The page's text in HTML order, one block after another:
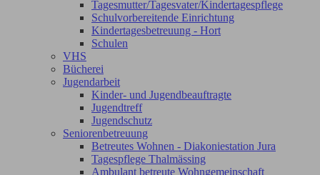
Tagesmutter/Tagesvater/Kindertagespflege
Schulvorbereitende Einrichtung
Kindertagesbetreuung - Hort
Schulen
VHS
Bücherei
Jugendarbeit
Kinder- und Jugendbeauftragte
Jugendtreff
Jugendschutz
Seniorenbetreuung
Betreutes Wohnen - Diakoniestation Jura
Tagespflege Thalmässing
Ambulant betreute Wohngemeinschaft